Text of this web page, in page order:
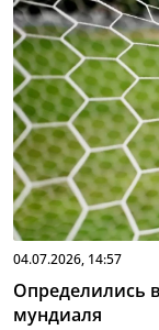
04.07.2026, 14:57
Определились
мундиаля